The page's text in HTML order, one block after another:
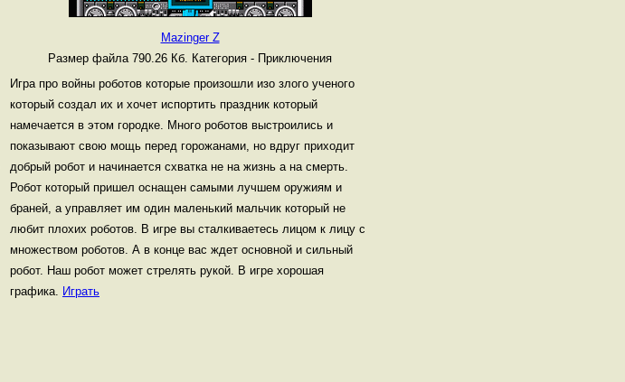
Mazinger Z
Размер файла 790.26 Кб. Категория - Приключения
Игра про войны роботов которые произошли изо злого ученого
который создал их и хочет испортить праздник который
намечается в этом городке. Много роботов выстроились и
показывают свою мощь перед горожанами, но вдруг приходит
добрый робот и начинается схватка не на жизнь а на смерть.
Робот который пришел оснащен самыми лучшем оружиям и
браней, а управляет им один маленький мальчик который не
любит плохих роботов. В игре вы сталкиваетесь лицом к лицу с
множеством роботов. А в конце вас ждет основной и сильный
робот. Наш робот может стрелять рукой. В игре хорошая
графика. Играть